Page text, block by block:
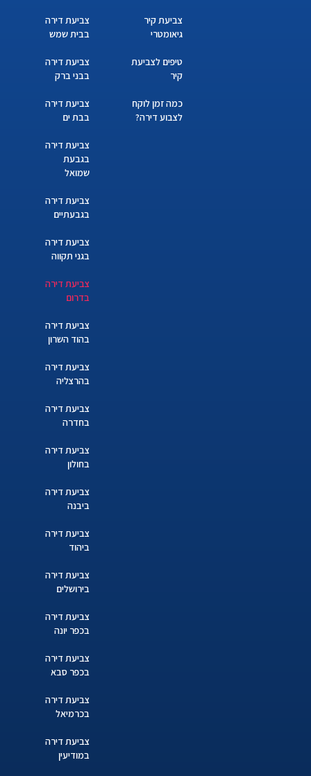
צביעת קיר
גיאומטרי
טיפים לצביעת
קיר
כמה זמן לוקח
לצבוע דירה?
צביעת דירה
בבית שמש
צביעת דירה
בבני ברק
צביעת דירה
בבת ים
צביעת דירה
בגבעת
שמואל
צביעת דירה
בגבעתיים
צביעת דירה
בגני תקווה
צביעת דירה
בדרום
צביעת דירה
בהוד השרון
צביעת דירה
בהרצליה
צביעת דירה
בחדרה
צביעת דירה
בחולון
צביעת דירה
ביבנה
צביעת דירה
ביהוד
צביעת דירה
בירושלים
צביעת דירה
בכפר יונה
צביעת דירה
בכפר סבא
צביעת דירה
בכרמיאל
צביעת דירה
במודיעין